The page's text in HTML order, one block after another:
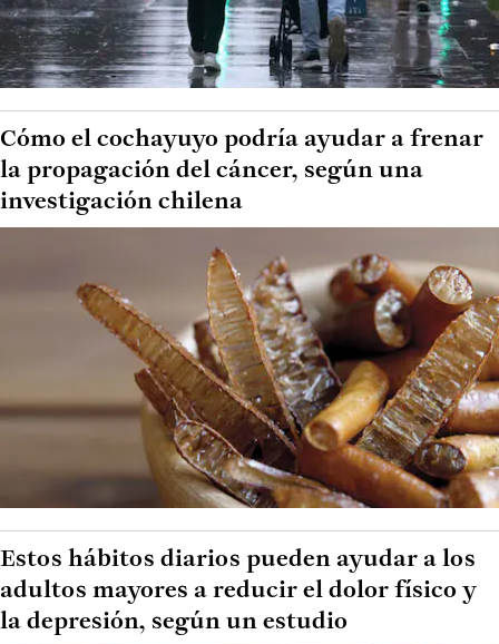
Cómo el cochayuyo podría ayudar a frenar
la propagación del cáncer, según una
investigación chilena
Estos hábitos diarios pueden ayudar a los
adultos mayores a reducir el dolor físico y
la depresión, según un estudio